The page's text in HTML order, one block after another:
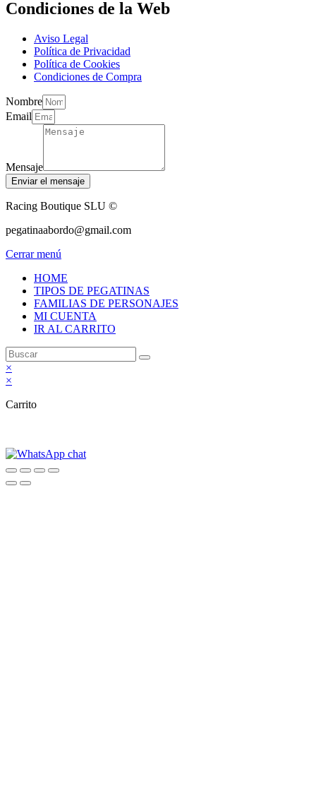
Condiciones de la Web
Aviso Legal
Política de Privacidad
Política de Cookies
Condiciones de Compra
Nombre
Email
Mensaje
Enviar el mensaje
Racing Boutique SLU ©
pegatinaabordo@gmail.com
Cerrar menú
HOME
TIPOS DE PEGATINAS
FAMILIAS DE PERSONAJES
MI CUENTA
IR AL CARRITO
×
×
Carrito